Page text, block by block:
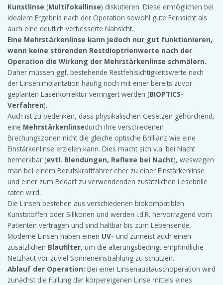
Kunstlinse (Multifokallinse) diskutieren. Diese ermöglichen bei
idealem Ergebnis nach der Operation sowohl gute Fernsicht als
auch eine deutlich verbesserte Nahsicht.
Eine Mehrstärkenlinse kann jedoch nur gut funktionieren,
wenn keine störenden Restdioptrienwerte nach der
Operation die Wirkung der Mehrstärkenlinse schmälern.
Daher müssen ggf. bestehende Restfehlsichtigkeitswerte nach
der Linsenimplantation häufig noch mit einer bereits zuvor
geplanten Laserkorrektur verringert werden (BIOPTICS-
Verfahren).
Auch ist zu bedenken, dass physikalischen Gesetzen gehorchend,
eine Mehrstärkenlinsedurch ihre verschiedenen
Brechungszonen nicht die gleiche optische Brillianz wie eine
Einstärkenlinse erzielen kann. Dies macht sich v.a. bei Nacht
bemerkbar (evtl. Blendungen, Reflexe bei Nacht), weswegen
man bei einem Berufskraftfahrer eher zu einer Einstärkenlinse
und einer zum Bedarf zu verwendenden zusätzlichen Lesebrille
raten wird.
Die Linsen bestehen aus verschiedenen biokompatiblen
Kunststoffen oder Silikonen und werden i.d.R. hervorragend vom
Patienten vertragen und sind haltbar bis zum Lebensende.
Moderne Linsen haben einen UV- und zumeist auch einen
zusätzlichen Blaufilter, um die alterungsbedingt empfindliche
Netzhaut vor zuviel Sonneneinstrahlung zu schützen.
Ablauf der Operation: Bei einer Linsenaustauschoperation wird
zunächst die Füllung der körpereigenen Linse mittels eines